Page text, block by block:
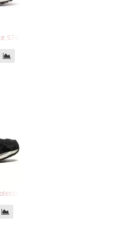
574 Light Grey Pink
Pack Black черные